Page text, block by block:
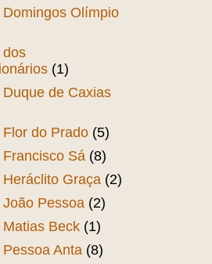
Olímpio
dos
(1)
de Caxias
do Prado (5)
Sá (8)
Graça (2)
Pessoa (2)
Beck (1)
Anta (8)